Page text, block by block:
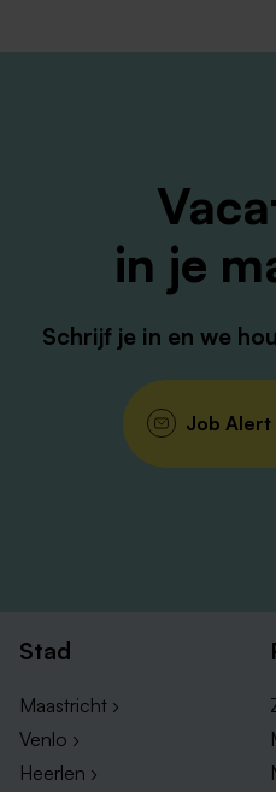
in je
Schrijf je in en we
Job
Stad
Maastricht ›
Venlo ›
Heerlen ›